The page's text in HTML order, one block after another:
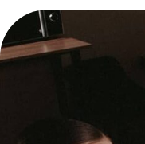
курировала
центров по
и вела
политики в
населения